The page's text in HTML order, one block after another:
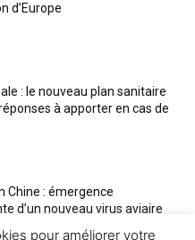
d’Europe
: le nouveau plan sanitaire
à apporter en cas de
Chine : émergence
d’un nouveau virus aviaire
pour améliorer votre